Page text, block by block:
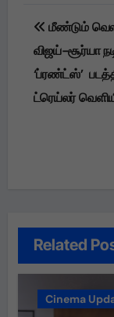
Post
மீண்டும்
விஜய்-சூர்யா
‘ப்ரண்ட்ஸ்’
ட்ரெய்லர்
Related
Cinema